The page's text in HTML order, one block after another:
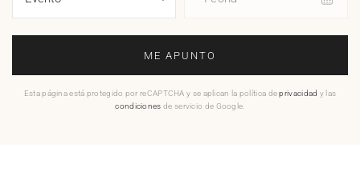
ME APUNTO
Esta página está protegido por reCAPTCHA y se aplican la política deprivacidad y las
condiciones de servicio de Google.